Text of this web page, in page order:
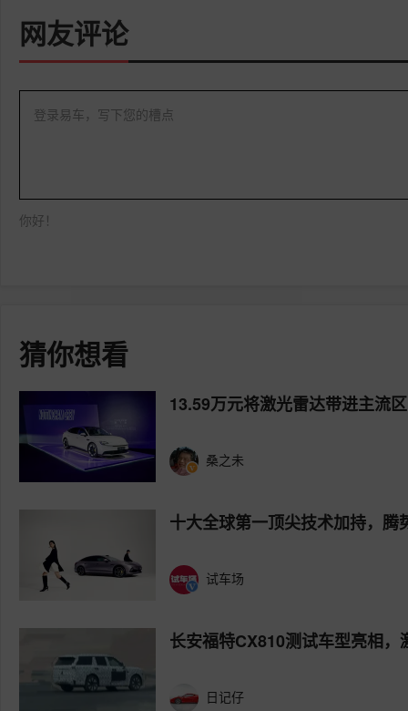
网友评论
登录易车，写下您的槽点
你好！
猜你想看
13.59万元将激光雷达带进主流
桑之未
十大全球第一顶尖技术加持，腾
试车场
长安福特CX810测试车型亮相
日记仔